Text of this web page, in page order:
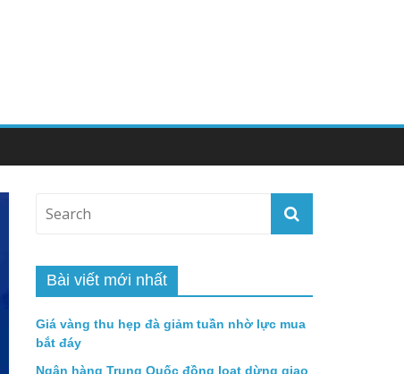
Bài viết mới nhất
Giá vàng thu hẹp đà giảm tuần nhờ lực mua
bắt đáy
Ngân hàng Trung Quốc đồng loạt dừng giao